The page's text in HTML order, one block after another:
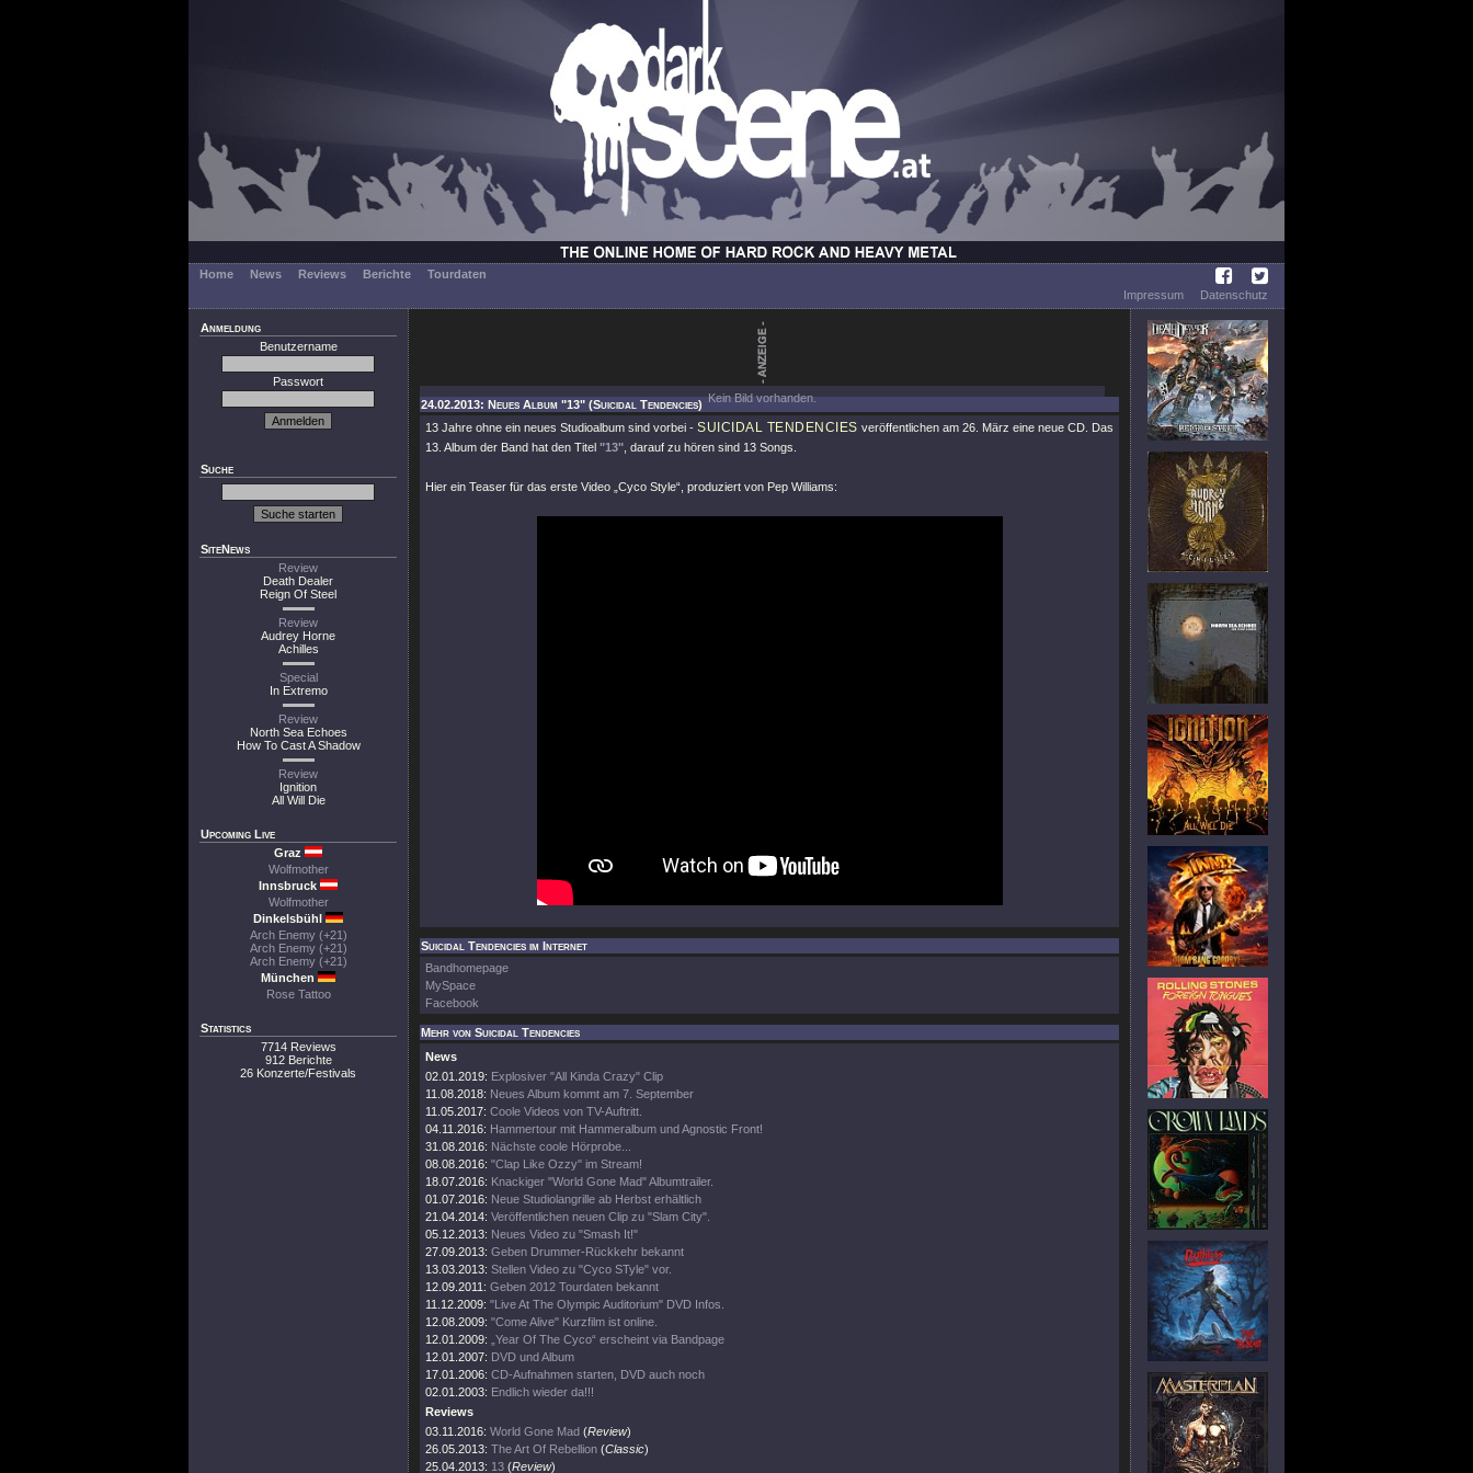
Home News Reviews Berichte
Tourdaten
Impressum
Datenschutz
Anmeldung
Benutzername
Passwort
Suche
SiteNews
Review
Death Dealer
Reign Of Steel
Review
Audrey Horne
Achilles
Special
In Extremo
Review
North Sea Echoes
How To Cast A Shadow
Review
Ignition
All Will Die
Upcoming Live
Graz
Wolfmother
Innsbruck
Wolfmother
Dinkelsbühl
Arch Enemy (+21)
Arch Enemy (+21)
Arch Enemy (+21)
München
Rose Tattoo
Statistics
7714 Reviews
912 Berichte
26 Konzerte/Festivals
Kein Bild vorhanden.
24.02.2013: Neues Album "13" (Suicidal Tendencies)
13 Jahre ohne ein neues Studioalbum sind vorbei -SUICIDAL TENDENCIES veröffentlichen am 26. März eine neue CD. Das
13. Album der Band hat den Titel "13" , darauf zu hören sind 13 Songs.
Hier ein Teaser für das erste Video „Cyco Style“, produziert von Pep Williams:
Suicidal Tendencies im Internet
Bandhomepage
MySpace
Facebook
Mehr von Suicidal Tendencies
News
02.01.2019: Explosiver "All Kinda Crazy" Clip
11.08.2018: Neues Album kommt am 7. September
11.05.2017: Coole Videos von TV-Auftritt.
04.11.2016: Hammertour mit Hammeralbum und Agnostic Front!
31.08.2016: Nächste coole Hörprobe...
08.08.2016: "Clap Like Ozzy" im Stream!
18.07.2016: Knackiger "World Gone Mad" Albumtrailer.
01.07.2016: Neue Studiolangrille ab Herbst erhältlich
21.04.2014: Veröffentlichen neuen Clip zu "Slam City".
05.12.2013: Neues Video zu "Smash It!"
27.09.2013: Geben Drummer-Rückkehr bekannt
13.03.2013: Stellen Video zu "Cyco STyle" vor.
12.09.2011: Geben 2012 Tourdaten bekannt
11.12.2009: "Live At The Olympic Auditorium" DVD Infos.
12.08.2009: "Come Alive" Kurzfilm ist online.
12.01.2009:
„Year Of The Cyco“ erscheint via Bandpage
12.01.2007: DVD und Album
17.01.2006: CD-Aufnahmen starten, DVD auch noch
02.01.2003: Endlich wieder da!!!
Reviews
03.11.2016: World Gone Mad (Review)
26.05.2013: The Art Of Rebellion (Classic)
25.04.2013: 13 (Review)